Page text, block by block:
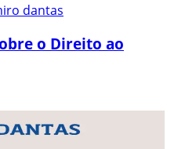
dantas
o Direito ao